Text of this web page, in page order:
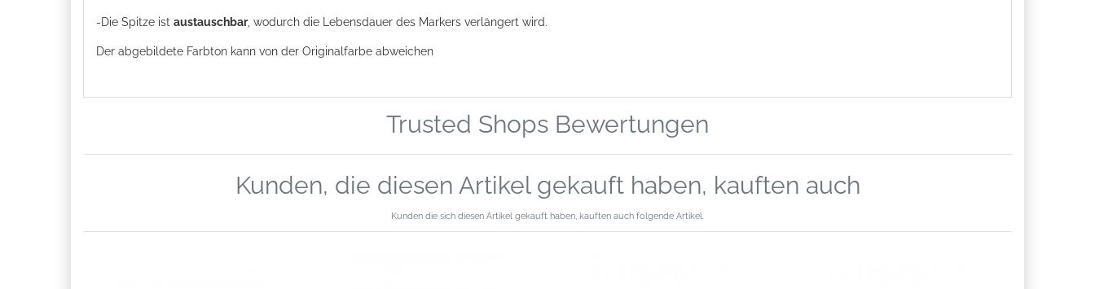
-Die Spitze ist austauschbar, wodurch die Lebensdauer des Markers verlängert wird.
Der abgebildete Farbton kann von der Originalfarbe abweichen
Trusted Shops Bewertungen
Kunden, die diesen Artikel gekauft haben, kauften auch
Kunden die sich diesen Artikel gekauft haben, kauften auch folgende Artikel.